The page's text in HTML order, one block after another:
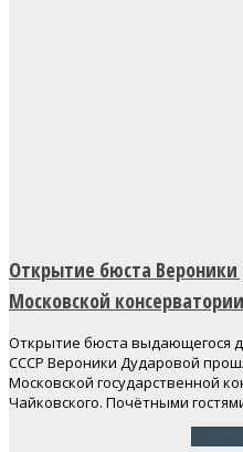
Открытие бюста
Московской консерватории
Открытие бюста выдающегося
СССР Вероники Дударовой
Московской государственной
Чайковского. Почётными